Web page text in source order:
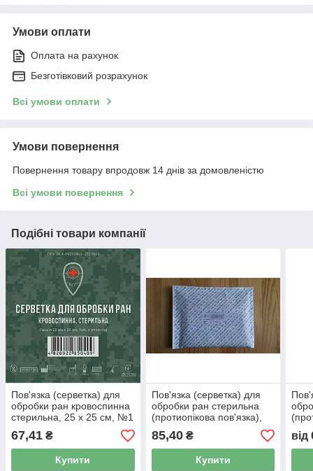
Умови оплати
Оплата на рахунок
Безготівковий розрахунок
Всі умови оплати
Умови повернення
Повернення товару впродовж 14 днів за домовленістю
Всі умови повернення
Подібні товари компанії
Пов'язка (серветка) для
обробки ран кровоспинна
стерильна, 25 x 25 см, №1
67,41 ₴
Купити
Пов'язка (серветка) для
обробки ран стерильна
(протиопікова пов'язка),
60 x 80 см, №1, з
натурального матеріалу
85,40₴
Купити
40
від